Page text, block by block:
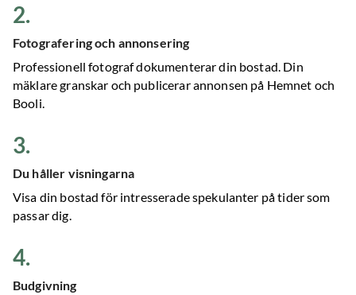
2.
Fotografering och annonsering
Professionell fotograf dokumenterar din bostad. Din
mäklare granskar och publicerar annonsen på Hemnet och
Booli.
3.
Du håller visningarna
Visa din bostad för intresserade spekulanter på tider som
passar dig.
4.
Budgivning